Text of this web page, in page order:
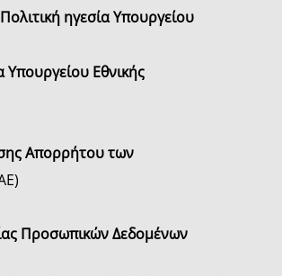
ηγεσία Υπουργείου
Υπουργείου Εθνικής
Απορρήτου των
Προσωπικών Δεδομένων